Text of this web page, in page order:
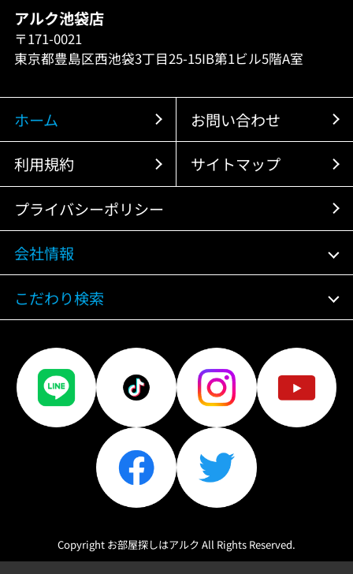
アルク池袋店
〒171-0021
東京都豊島区西池袋3丁目25-15IB第1ビル5階A室
ホーム お問い合わせ
利用規約 サイトマップ
プライバシーポリシー
会社情報
こだわり検索
Copyright お部屋探しはアルク All Rights Reserved.